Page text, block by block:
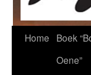
Home
Boek
Oene”